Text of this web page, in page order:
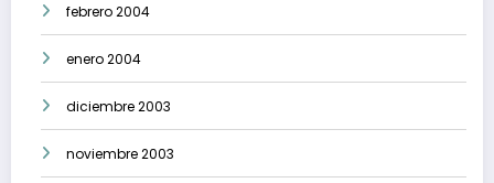
febrero 2004
enero 2004
diciembre 2003
noviembre 2003